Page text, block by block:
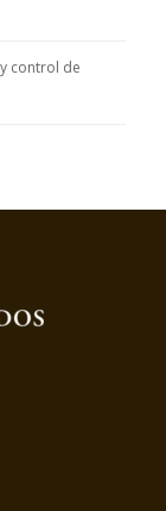
control de